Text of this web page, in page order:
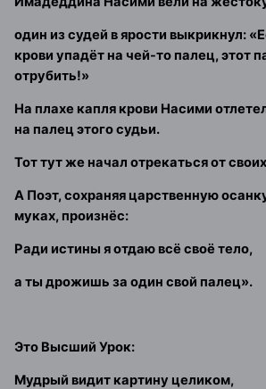
один из судей в ярости выкрикнул:
крови упадёт на чей-то палец, этот
отрубить!»
На плахе капля крови Насими
на палец этого судьи.
Тот тут же начал отрекаться от
А Поэт, сохраняя царственную
муках, произнёс:
Ради истины я отдаю всё своё тело,
а ты дрожишь за один свой палец».
Это Высший Урок:
Мудрый видит картину целиком,